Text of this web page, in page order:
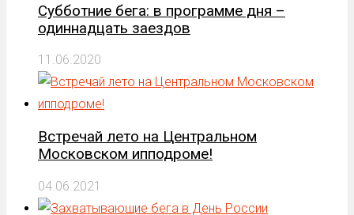
Субботние бега: в программе дня –
одиннадцать заездов
11.06.2020
Встречай лето на Центральном
Московском ипподроме!
04.06.2021